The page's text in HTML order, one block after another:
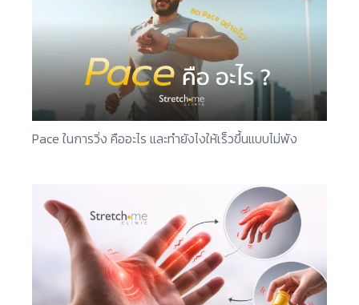
Pace ในการวิ่ง คืออะไร และทำยังไงให้เร็วขึ้นแบบไม่พัง